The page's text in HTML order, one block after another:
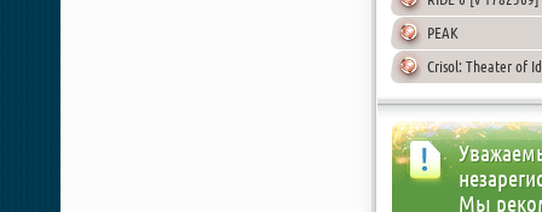
PEAK
Crisol: Theater of
Мы